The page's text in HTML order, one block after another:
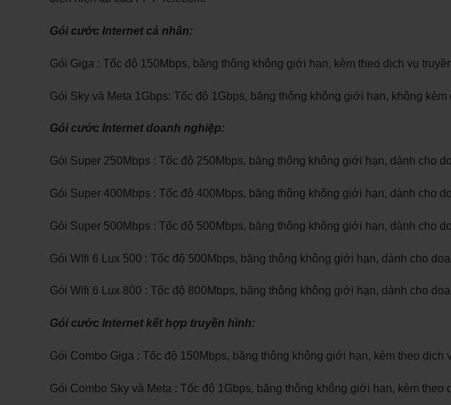
Gói cước Internet cá nhân:
Gói Giga : Tốc độ 150Mbps, băng thông không giới hạn, kèm theo dịch vụ
Gói Sky và Meta 1Gbps: Tốc độ 1Gbps, băng thông không giới hạn, không kèm
Gói cước Internet doanh nghiệp:
Gói Super 250Mbps : Tốc độ 250Mbps, băng thông không giới hạn, dành cho
Gói Super 400Mbps : Tốc độ 400Mbps, băng thông không giới hạn, dành cho
Gói Super 500Mbps : Tốc độ 500Mbps, băng thông không giới hạn, dành cho
Gói WIfi 6 Lux 500 : Tốc độ 500Mbps, băng thông không giới hạn, dành cho
Gói Wifi 6 Lux 800 : Tốc độ 800Mbps, băng thông không giới hạn, dành cho
Gói cước Internet kết hợp truyền hình:
Gói Combo Giga : Tốc độ 150Mbps, băng thông không giới hạn, kèm theo dịch
Gói Combo Sky và Meta : Tốc độ 1Gbps, băng thông không giới hạn, kèm theo